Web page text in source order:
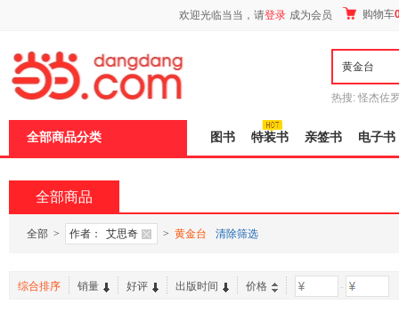
欢迎光临当当，请登录 成为会员 购物车
热搜: 怪杰佐
全部商品分类 图书 特装书 亲签书 电子书
全部商品
全部 > 作者： 艾思奇 > 黄金台 清除筛选
综合排序 销量 好评 出版时间 价格 -
页
加